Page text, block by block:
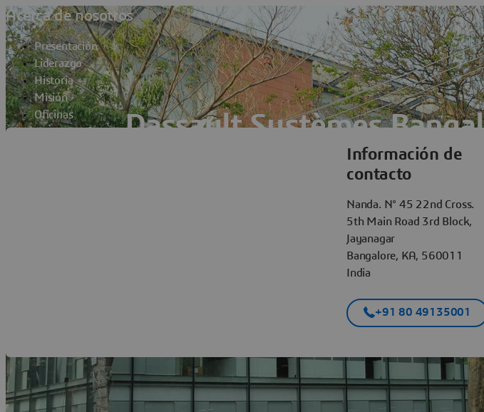
Acerca de nosotros
Presentación
Liderazgo
Historia
Misión
Oficinas
Dassault Systèmes
Información de
contacto
Nanda. N° 45 22nd Cross.
5th Main Road 3rd Block,
Jayanagar
Bangalore, KA, 560011
India
+91 80 49135001